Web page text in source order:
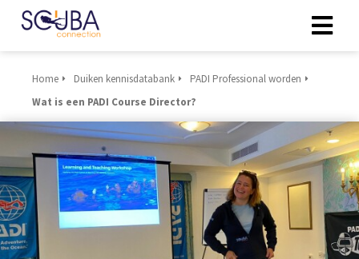
Home Duiken kennisdatabank
PADI Professional worden
Wat is een PADI Course Director?